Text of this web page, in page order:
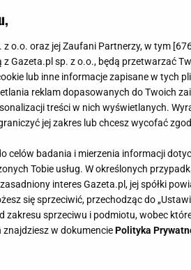
się po
z o.o. oraz jej Zaufani Partnerzy, w tym [
Gazeta.pl sp. z o.o., będą przetwarzać
lub inne informacje zapisane w tych
reklam dopasowanych do Twoich
treści w nich wyświetlanych.
jej zakres lub chcesz wycofać
celów badania i mierzenia informacji
Tobie usług. W określonych
interes Gazeta.pl, jej spółki
się sprzeciwić, przechodząc do
zakresu sprzeciwu i podmiotu, wobec
w dokumenciePolityka